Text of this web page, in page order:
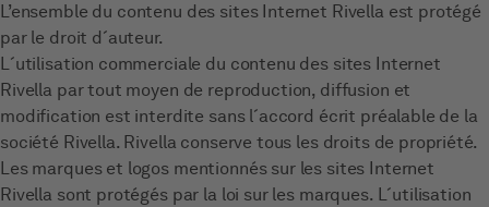
L’ensemble du contenu des sites Internet Rivella est protégé
par le droit d´auteur.
L´utilisation commerciale du contenu des sites Internet
Rivella par tout moyen de reproduction, diffusion et
modification est interdite sans l´accord écrit préalable de la
société Rivella. Rivella conserve tous les droits de propriété.
Les marques et logos mentionnés sur les sites Internet
Rivella sont protégés par la loi sur les marques. L´utilisation